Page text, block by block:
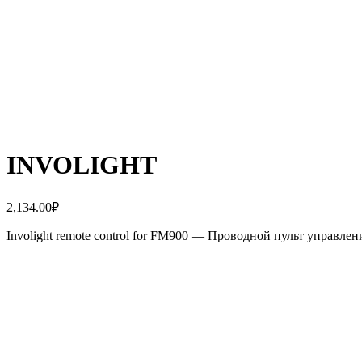
INVOLIGHT
2,134.00₽
Involight remote control for FM900 — Проводной пульт